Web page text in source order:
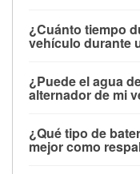
¿Cuánto tiempo
vehículo durante
alimentar
limitado, pero el
contar con un
cortes prolongados.
¿Puede el agua
alternador de mi
parte baja del
dañarse si se
¿Qué tipo de
mejor como